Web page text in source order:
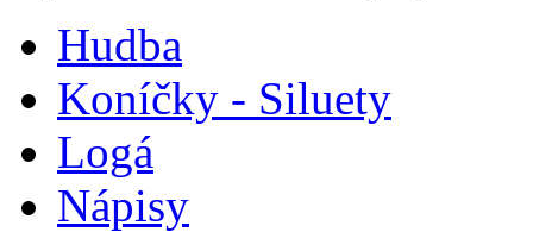
Hudba
Koníčky - Siluety
Logá
Nápisy